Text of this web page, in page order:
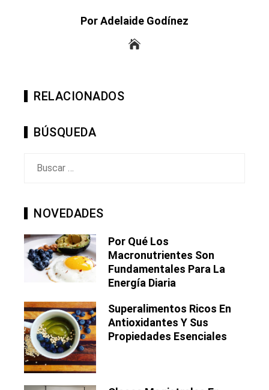
Por Adelaide Godínez
RELACIONADOS
BÚSQUEDA
NOVEDADES
Por Qué Los
Macronutrientes Son
Fundamentales Para La
Energía Diaria
Superalimentos Ricos En
Antioxidantes Y Sus
Propiedades Esenciales